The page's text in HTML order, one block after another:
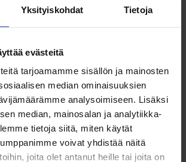
Yksityiskohdat Tietoja
evästeitä
tarjoamamme sisällön ja mainosten
median ominaisuuksien
analysoimiseen. Lisäksi
median, mainosalan ja analytiikka-
tietoja siitä, miten käytät
voivat yhdistää näitä
joita olet antanut heille tai joita on
edistäminen
Toimeentulo
Ilmastonmuutos
EU & kansainvälinen työ